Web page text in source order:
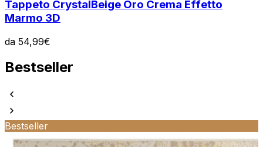
Tappeto CrystalBeige Oro Crema Effetto
Marmo 3D
da 54,99€
Bestseller
Bestseller